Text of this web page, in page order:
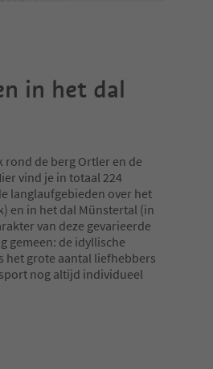
in het dal
de berg Ortler en de
vind je in totaal 224
langlaufgebieden over het
en in het dal Münstertal (in
van deze gevarieerde
gemeen: de idyllische
het grote aantal liefhebbers
nog altijd individueel